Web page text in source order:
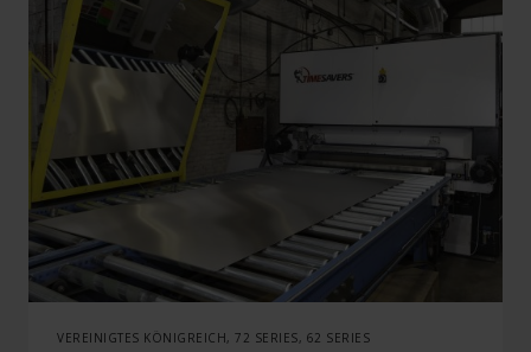
VEREINIGTES KÖNIGREICH, 72 SERIES, 62 SERIES